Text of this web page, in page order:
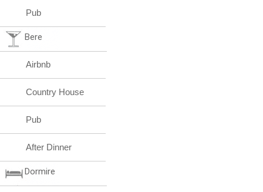
Pub
Bere
Airbnb
Country House
Pub
After Dinner
Dormire